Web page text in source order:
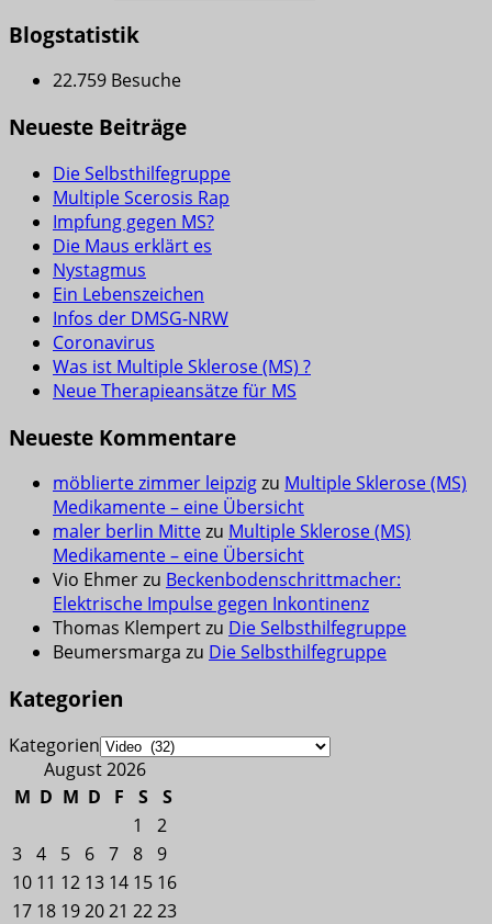
Blogstatistik
22.759 Besuche
Neueste Beiträge
Die Selbsthilfegruppe
Multiple Scerosis Rap
Impfung gegen MS?
Die Maus erklärt es
Nystagmus
Ein Lebenszeichen
Infos der DMSG-NRW
Coronavirus
Was ist Multiple Sklerose (MS) ?
Neue Therapieansätze für MS
Neueste Kommentare
möblierte zimmer leipzigzu Multiple Sklerose (MS)
Medikamente – eine Übersicht
maler berlin Mittezu Multiple Sklerose (MS)
Medikamente – eine Übersicht
Vio Ehmerzu Beckenbodenschrittmacher:
Elektrische Impulse gegen Inkontinenz
Thomas Klempertzu Die Selbsthilfegruppe
Beumersmarga zu Die Selbsthilfegruppe
Kategorien
Kategorien
August 2026
M D M D F S
S
1
2
3 4 5 6 7 8 9
10 11 12 13 14 15 16
17 18 192021 2223